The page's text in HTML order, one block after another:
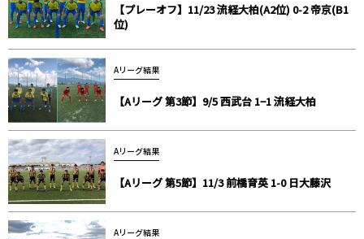
【プレーオフ】11/23 流経大柏(A2位) 0-2 帝京(B1
位)
Aリーグ結果
【Aリーグ 第3節】9/5 西武台 1−1 流経大柏
Aリーグ結果
【Aリーグ 第5節】11/3 前橋育英 1-0 日大藤沢
Aリーグ結果